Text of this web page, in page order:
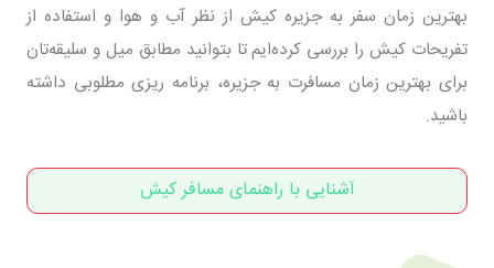
بهترین زمان سفر به جزیره کیش از نظر آب و هوا و استفاده از
تفریحات کیش را بررسی کرده‌ایم تا بتوانید مطابق میل و سلیقه‌تان
برای بهترین زمان مسافرت به جزیره، برنامه ریزی مطلوبی داشته
باشید.
آشنایی با راهنمای مسافر کیش